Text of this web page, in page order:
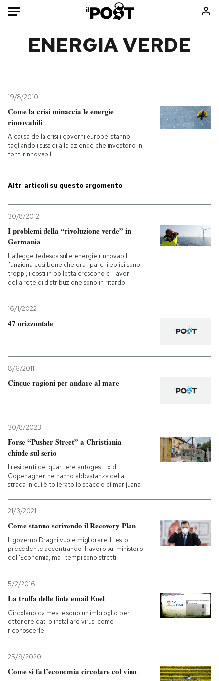
Mondo
Politica
Tecnologia
Internet
Scienza
Economia
Consumismi
Ok Boomer!
PODCAST
NEWSLETTER
CALENDARIO
ENERGIA VERDE
19/8/2010
Come la crisi minaccia le energie
rinnovabili
A causa della crisi i governi europei stanno
tagliando i sussidi alle aziende che investono in
fonti rinnovabili
Altri articoli su questo argomento
30/8/2012
I problemi della “rivoluzione verde” in
Germania
La legge tedesca sulle energie rinnovabili
funziona così bene che ora i parchi eolici sono
troppi, i costi in bolletta crescono e i lavori
della rete di distribuzione sono in ritardo
16/1/2022
47 orizzontale
8/6/2011
Cinque ragioni per andare al mare
30/8/2023
Forse “Pusher Street” a Christiania
chiude sul serio
I residenti del quartiere autogestito di
Copenaghen ne hanno abbastanza della
strada in cui è tollerato lo spaccio di marijuana
21/3/2021
Come stanno scrivendo il Recovery Plan
Il governo Draghi vuole migliorare il testo
precedente accentrando il lavoro sul ministero
dell'Economia, ma i tempi sono stretti
5/2/2016
La truffa delle finte email Enel
Circolano da mesi e sono un imbroglio per
ottenere dati o installare virus: come
riconoscerle
25/9/2020
Come si fa l’economia circolare col vino